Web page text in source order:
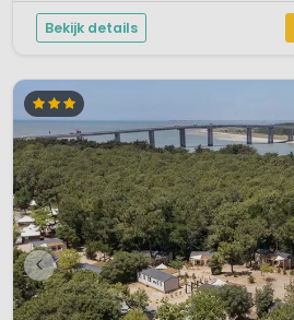
camp...
Bekijk details